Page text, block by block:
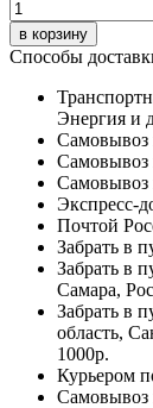
в корзину
Способы
Энергия и
Самовывоз
Самовывоз
Самовывоз
Экспресс-
Почтой
Забрать в
Забрать в
Самара,
Забрать в
область,
1000р.
Курьером
Самовывоз